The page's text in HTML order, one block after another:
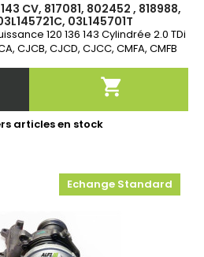
CV, 817081, 802452 , 818988,
03L145701T
120 136 143 Cylindrée 2.0 TDi
CJCB, CJCD, CJCC, CMFA, CMFB

articles en stock
Echange Standard